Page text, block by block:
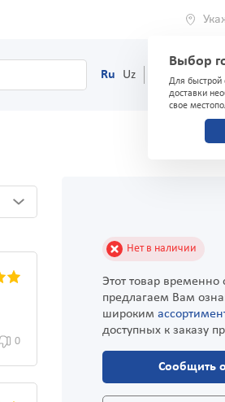
Выбор
Для быстрой
доставки
свое
Ru Uz (71) 200-03-03
0
Нет в наличии
Этот товар временно
предлагаем Вам
широким
доступных к заказу
Сообщить